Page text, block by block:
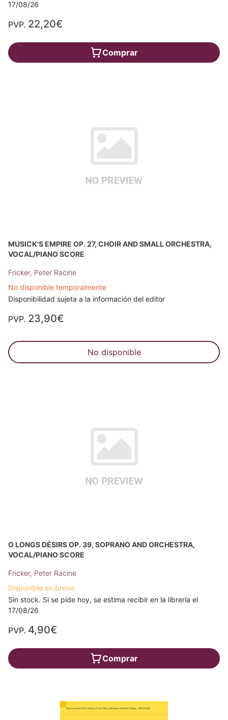
17/08/26
PVP. 22,20€
Comprar
MUSICK'S EMPIRE OP. 27, CHOIR AND SMALL ORCHESTRA,
VOCAL/PIANO SCORE
Fricker, Peter Racine
No disponible temporalmente
Disponibilidad sujeta a la información del editor
PVP. 23,90€
No disponible
O LONGS DÉSIRS OP. 39, SOPRANO AND ORCHESTRA,
VOCAL/PIANO SCORE
Fricker, Peter Racine
Disponible en breve
Sin stock. Si se pide hoy, se estima recibir en la librería el
17/08/26
PVP. 4,90€
Comprar